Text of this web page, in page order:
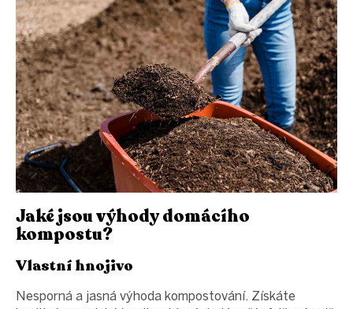
Jaké jsou výhody domácího
kompostu?
Vlastní hnojivo
Nesporná a jasná výhoda kompostování. Získáte